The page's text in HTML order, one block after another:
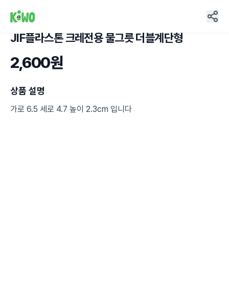
JIF플라스톤 크레전용 물그릇 더블계단형
2,600원
상품 설명
가로 6.5 세로 4.7 높이 2.3cm 입니다